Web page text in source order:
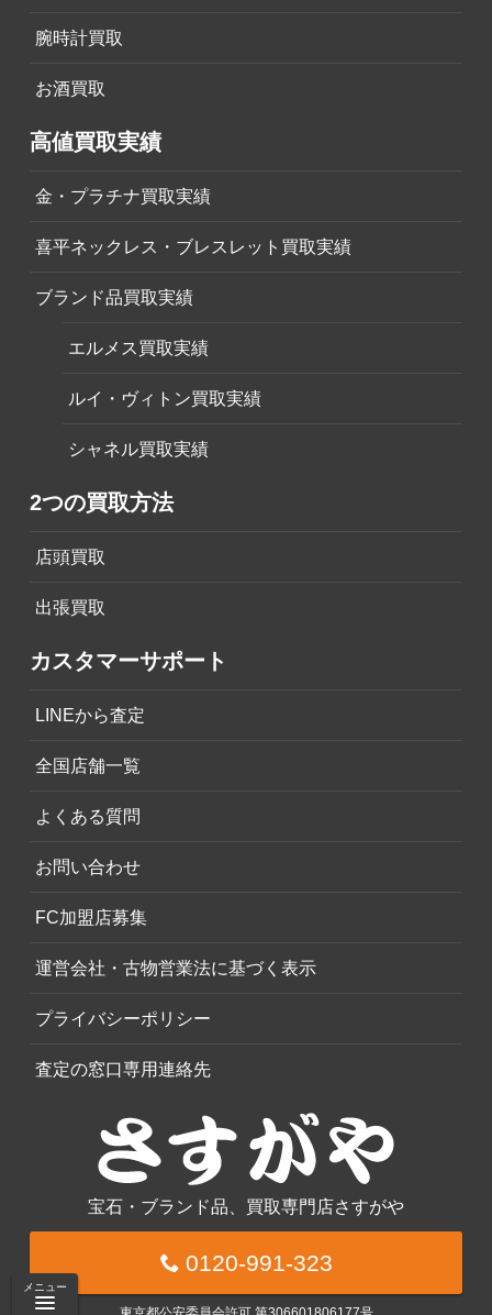
メニュー
腕時計買取
お酒買取
高値買取実績
金・プラチナ買取実績
喜平ネックレス・ブレスレット買取実績
ブランド品買取実績
エルメス買取実績
ルイ・ヴィトン買取実績
シャネル買取実績
2つの買取方法
店頭買取
出張買取
カスタマーサポート
LINEから査定
全国店舗一覧
よくある質問
お問い合わせ
FC加盟店募集
運営会社・古物営業法に基づく表示
プライバシーポリシー
査定の窓口専用連絡先
宝石・ブランド品、買取専門店さすがや
0120-991-323